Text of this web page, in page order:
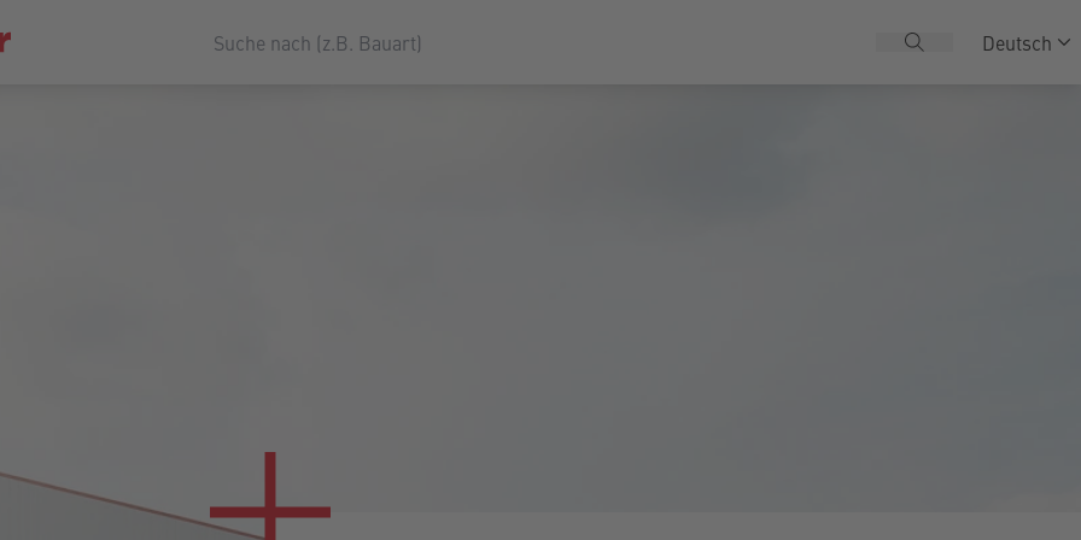
Deutsch